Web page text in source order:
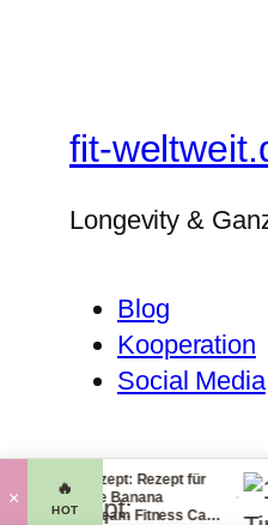
fit-
Longevity &
Blog
Kooperation
Social Media
× 🔥
HOT
Rezept für
Banana
Fitness Carb
·
15